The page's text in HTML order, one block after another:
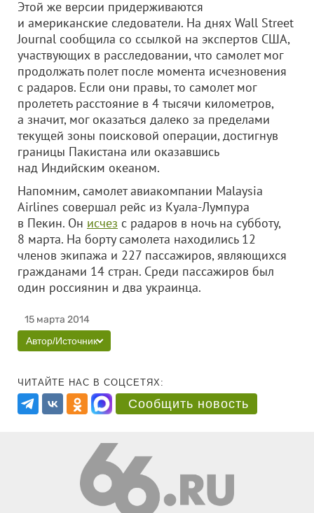
Этой же версии придерживаются
и американские следователи. На днях Wall Street
Journal сообщила со ссылкой на экспертов США,
участвующих в расследовании, что самолет мог
продолжать полет после момента исчезновения
с радаров. Если они правы, то самолет мог
пролететь расстояние в 4 тысячи километров,
а значит, мог оказаться далеко за пределами
текущей зоны поисковой операции, достигнув
границы Пакистана или оказавшись
над Индийским океаном.
Напомним, самолет авиакомпании Malaysia
Airlines совершал рейс из Куала-Лумпура
в Пекин. Он исчез с радаров в ночь на субботу,
8 марта. На борту самолета находились 12
членов экипажа и 227 пассажиров, являющихся
гражданами 14 стран. Среди пассажиров был
один россиянин и два украинца.
15 марта 2014
Автор/Источник
ЧИТАЙТЕ НАС В СОЦСЕТЯХ:
Сообщить новость